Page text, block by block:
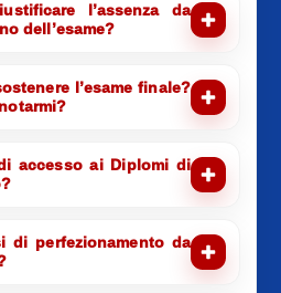
l’assenza da
dell’esame?
l’esame finale?
accesso ai Diplomi di
di perfezionamento da